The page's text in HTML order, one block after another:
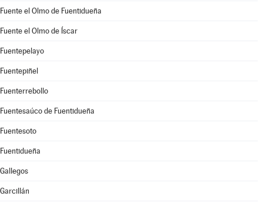
Fuente el Olmo de Fuentidueña
Fuente el Olmo de Íscar
Fuentepelayo
Fuentepiñel
Fuenterrebollo
Fuentesaúco de Fuentidueña
Fuentesoto
Fuentidueña
Gallegos
Garcillán